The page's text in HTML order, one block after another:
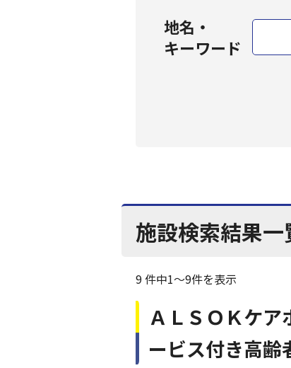
地名・
キーワード
施設検索結果一
9 件中1〜9件を表示
ＡＬＳＯＫケ
ービス付き高齢